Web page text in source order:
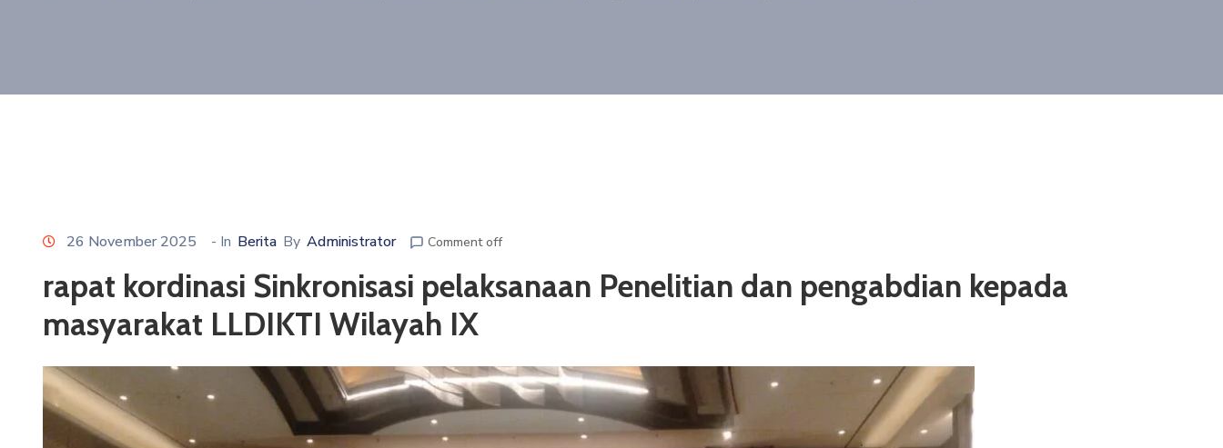
26 November 2025 - In Berita By Administrator Comment off
rapat kordinasi Sinkronisasi pelaksanaan Penelitian dan pengabdian kepada
masyarakat LLDIKTI Wilayah IX